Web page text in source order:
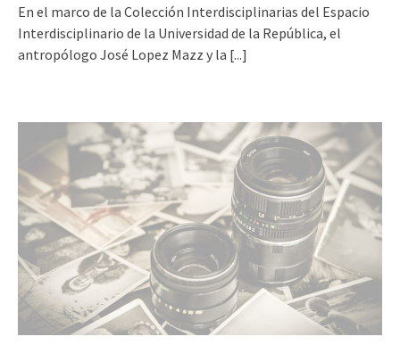
En el marco de la Colección Interdisciplinarias del Espacio
Interdisciplinario de la Universidad de la República, el
antropólogo José Lopez Mazz y la [...]